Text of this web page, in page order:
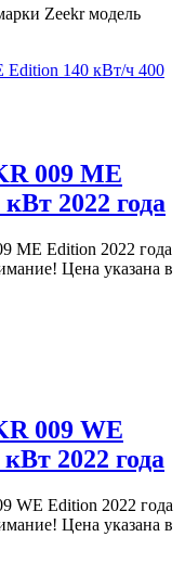
Zeekr модель
009 ME
2022 года
ME Edition 2022 года
Цена указана в
009 WE
2022 года
WE Edition 2022 года
Цена указана в